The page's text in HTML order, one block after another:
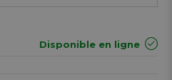
Disponible en ligne